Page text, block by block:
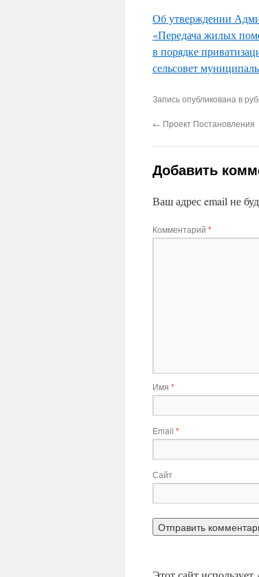
Об утверждении
«Передача жилых
в порядке
сельсовет
Запись опубликована в
← Проект Постановления
Добавить
Ваш адрес email не
Комментарий *
Имя *
Email *
Сайт